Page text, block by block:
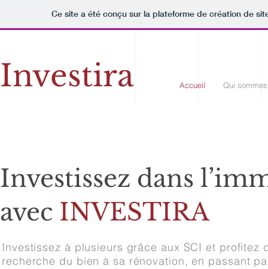
Ce site a été conçu sur la plateforme de création de
Investira Accueil Qui
Investissez dans
avec INVESTIRA
Investissez à plusieurs grâce aux SCI et profitez
recherche du bien à sa rénovation, en passant